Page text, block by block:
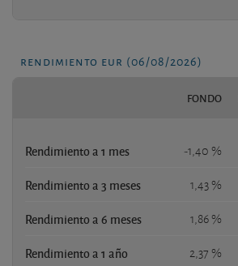
rendimiento eur (06/08/2026)
FONDO
Rendimiento a 1 mes -1,40 %
Rendimiento a 3 meses 1,43 %
Rendimiento a 6 meses 1,86 %
Rendimiento a 1 año 2,37 %